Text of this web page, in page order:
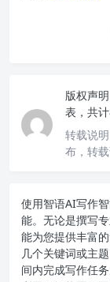
版权声明
表，共计
转载说明
布，转载
使用智语AI写作
能。无论是撰写
能为您提供丰富
几个关键词或主
间内完成写作任务